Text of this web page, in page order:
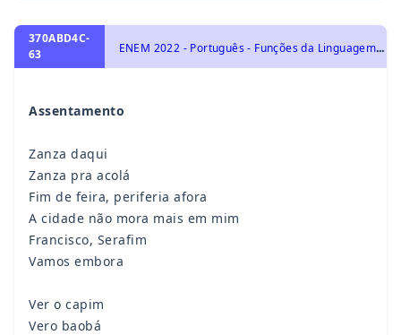
370ABD4C-
63
E
NEM 2022 - Português - Funções da Linguagem: emotiva, apelativa, referencial, metalinguística, fática e poética.
Assentamento
Zanza daqui
Zanza pra acolá
Fim de feira, periferia afora
A cidade não mora mais em mim
Francisco, Serafim
Vamos embora
Ver o capim
Vero baobá